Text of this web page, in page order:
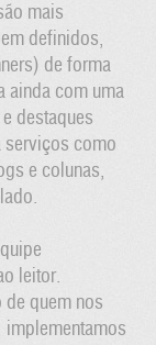
mais
definidos,
de forma
ainda com uma
destaques
serviços como
e colunas,
leitor.
de quem nos
implementamos